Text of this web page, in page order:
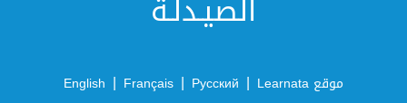
الصيـدلـة
موقع Learnata |
Русский
|
Français
|
English